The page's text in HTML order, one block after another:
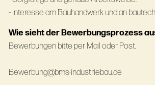
- Interesse am Bauhandwerk und an
Wie sieht der Bewerbungsprozess
Bewerbungen bitte per Mail oder Post.
Bewerbung@bms-industriebau.de